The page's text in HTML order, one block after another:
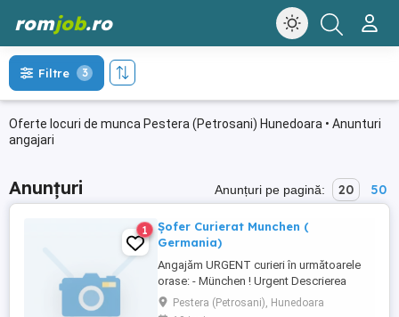
romjob.ro
Oferte locuri de munca Pestera (Petrosani) Hunedoara • Anunturi
angajari
Filtre 3
Anunțuri Anunțuri pe pagină: 20 50
1
Șofer Curierat Munchen (
Germania)
Angajăm URGENT curieri în următoarele
orase: - München ! Urgent Descrierea
jobului: Livrarea coletelor in conditii de
siguranta pe un traseu prestabilit zilnic
Pestera (Petrosani), Hunedoara